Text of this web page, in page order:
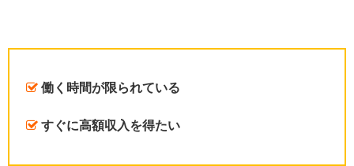
働く時間が限られている
すぐに高額収入を得たい